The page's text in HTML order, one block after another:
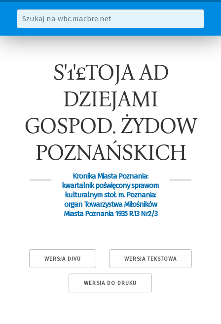
S'1'£TOJA AD
DZIEJAMI
GOSPOD. ŻYDOW
POZNAŃSKICH
Kronika Miasta Poznania:
kwartalnik poświęcony sprawom
kulturalnym stoł. m. Poznania:
organ Towarzystwa Miłośników
Miasta Poznania 1935 R.13 Nr2/3
WERSJA DJVU WERSJA TEKSTOWA
WERSJA DO DRUKU